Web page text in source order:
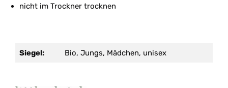
nicht im Trockner trocknen
Siegel: Bio, Jungs, Mädchen, unisex